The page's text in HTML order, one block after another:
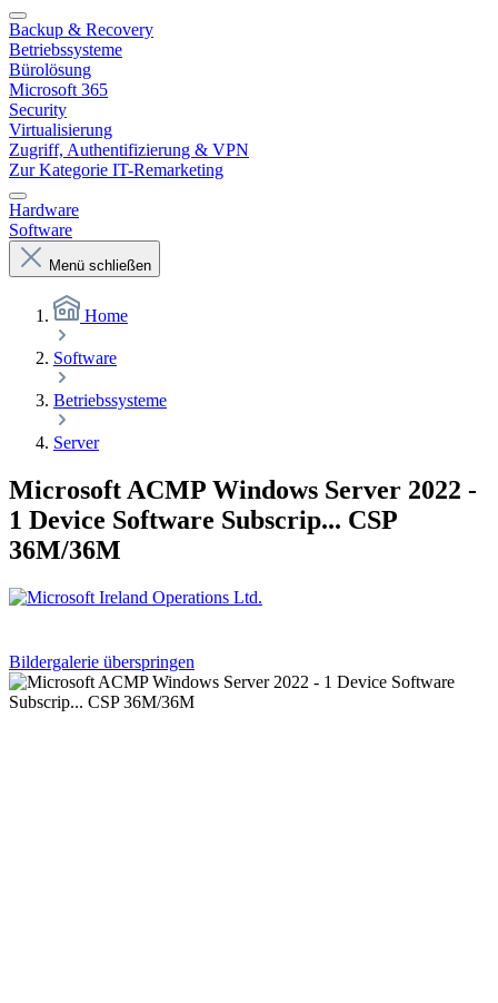
Backup & Recovery
Betriebssysteme
Bürolösung
Microsoft 365
Security
Virtualisierung
Zugriff, Authentifizierung & VPN
Zur Kategorie IT-Remarketing
Hardware
Software
Menü schließen
Home
Software
Betriebssysteme
Server
Microsoft ACMP Windows Server 2022 -
1 Device Software Subscrip... CSP
36M/36M
Bildergalerie überspringen